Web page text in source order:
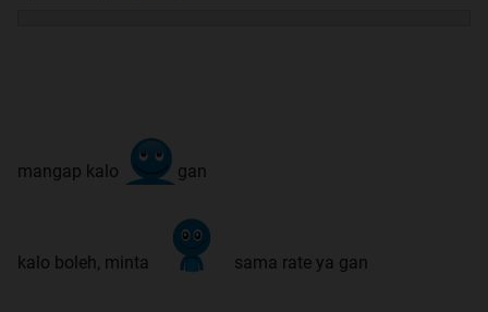
mangap kalo gan
kalo boleh, minta sama rate ya gan